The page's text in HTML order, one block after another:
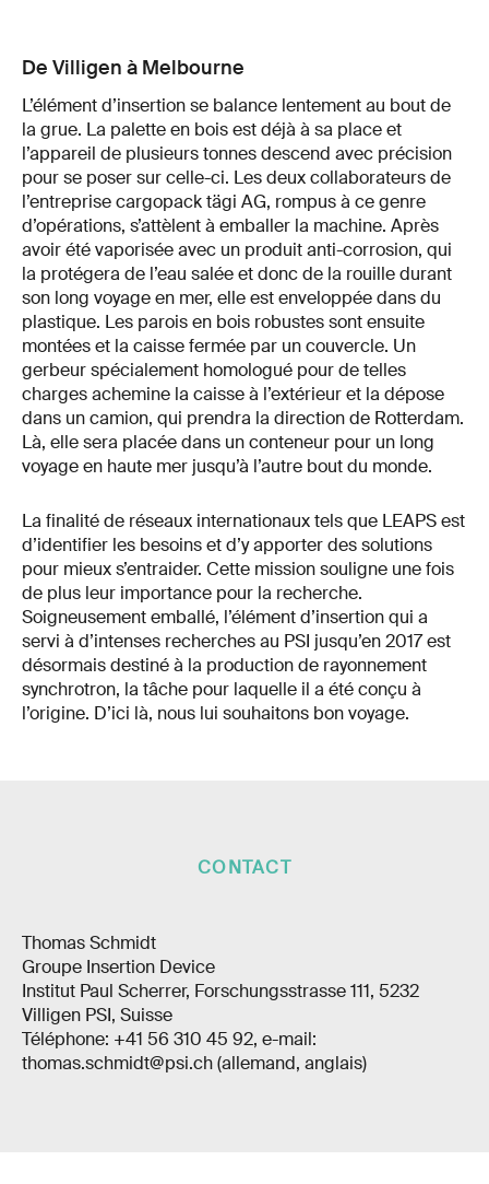
De Villigen à Melbourne
L’élément d’insertion se balance lentement au bout de
la grue. La palette en bois est déjà à sa place et
l’appareil de plusieurs tonnes descend avec précision
pour se poser sur celle-ci. Les deux collaborateurs de
l’entreprise cargopack tägi AG, rompus à ce genre
d’opérations, s’attèlent à emballer la machine. Après
avoir été vaporisée avec un produit anti-corrosion, qui
la protégera de l’eau salée et donc de la rouille durant
son long voyage en mer, elle est enveloppée dans du
plastique. Les parois en bois robustes sont ensuite
montées et la caisse fermée par un couvercle. Un
gerbeur spécialement homologué pour de telles
charges achemine la caisse à l’extérieur et la dépose
dans un camion, qui prendra la direction de Rotterdam.
Là, elle sera placée dans un conteneur pour un long
voyage en haute mer jusqu’à l’autre bout du monde.
La finalité de réseaux internationaux tels que LEAPS est
d’identifier les besoins et d’y apporter des solutions
pour mieux s’entraider. Cette mission souligne une fois
de plus leur importance pour la recherche.
Soigneusement emballé, l’élément d’insertion qui a
servi à d’intenses recherches au PSI jusqu’en 2017 est
désormais destiné à la production de rayonnement
synchrotron, la tâche pour laquelle il a été conçu à
l’origine. D’ici là, nous lui souhaitons bon voyage.
CONTACT
Thomas Schmidt
Groupe Insertion Device
Institut Paul Scherrer, Forschungsstrasse 111, 5232
Villigen PSI, Suisse
Téléphone: +41 56 310 45 92, e-mail:
thomas.schmidt@psi.ch (allemand, anglais)